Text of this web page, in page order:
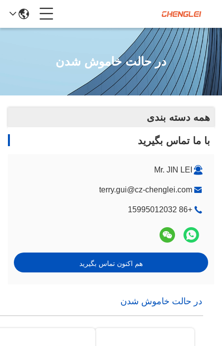
در حالت خاموش شدن
همه دسته بندی
با ما تماس بگیرید
Mr. JIN LEI
terry.gui@cz-chenglei.com
+86 15995012032
هم اکنون تماس بگیرید
در حالت خاموش شدن